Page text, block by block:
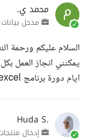
محمد ي.
مدخل
السلام عليكم ورحمة
يمكنني انجاز العمل
ايام دورة برنامج excel م...
Huda S.
إدخال